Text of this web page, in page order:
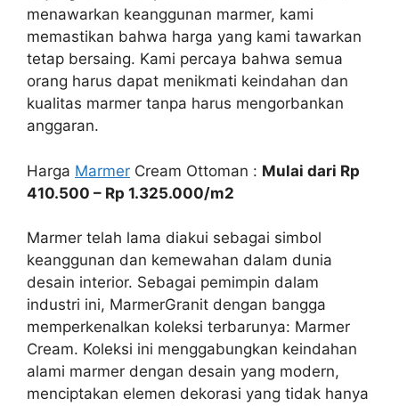
menawarkan keanggunan marmer, kami
memastikan bahwa harga yang kami tawarkan
tetap bersaing. Kami percaya bahwa semua
orang harus dapat menikmati keindahan dan
kualitas marmer tanpa harus mengorbankan
anggaran.
Harga Marmer Cream Ottoman : Mulai dari Rp
410.500 – Rp 1.325.000/m2
Marmer telah lama diakui sebagai simbol
keanggunan dan kemewahan dalam dunia
desain interior. Sebagai pemimpin dalam
industri ini, MarmerGranit dengan bangga
memperkenalkan koleksi terbarunya: Marmer
Cream. Koleksi ini menggabungkan keindahan
alami marmer dengan desain yang modern,
menciptakan elemen dekorasi yang tidak hanya